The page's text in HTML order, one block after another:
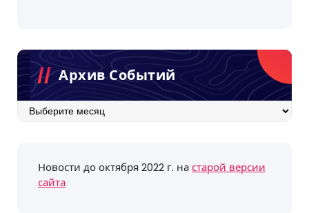
Архив Событий
Архив
Новости до октября 2022 г. настарой версии
сайта